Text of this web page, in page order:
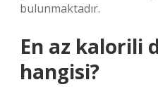
bulunmaktadır.
En az kalorili
hangisi?